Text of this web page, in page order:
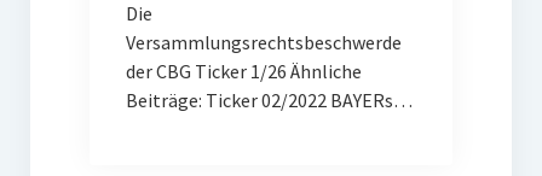
Die
Versammlungsrechtsbeschwerde
der CBG Ticker 1/26 Ähnliche
Beiträge: Ticker 02/2022 BAYERs…